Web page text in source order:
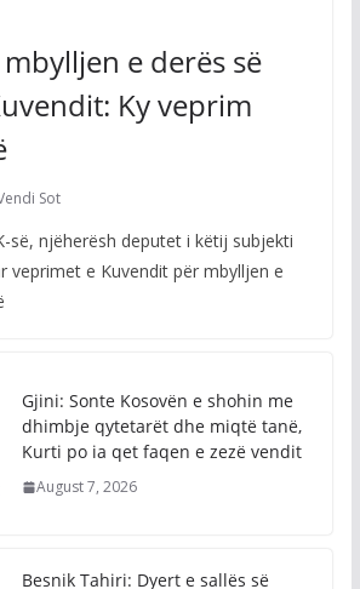
e derës së
Ky veprim
Sot
së, njëherësh deputet i këtij subjekti
veprimet e Kuvendit për mbylljen e
Gjini: Sonte Kosovën e shohin me
dhimbje qytetarët dhe miqtë tanë,
Kurti po ia qet faqen e zezë vendit
August 7, 2026
Besnik Tahiri: Dyert e sallës së